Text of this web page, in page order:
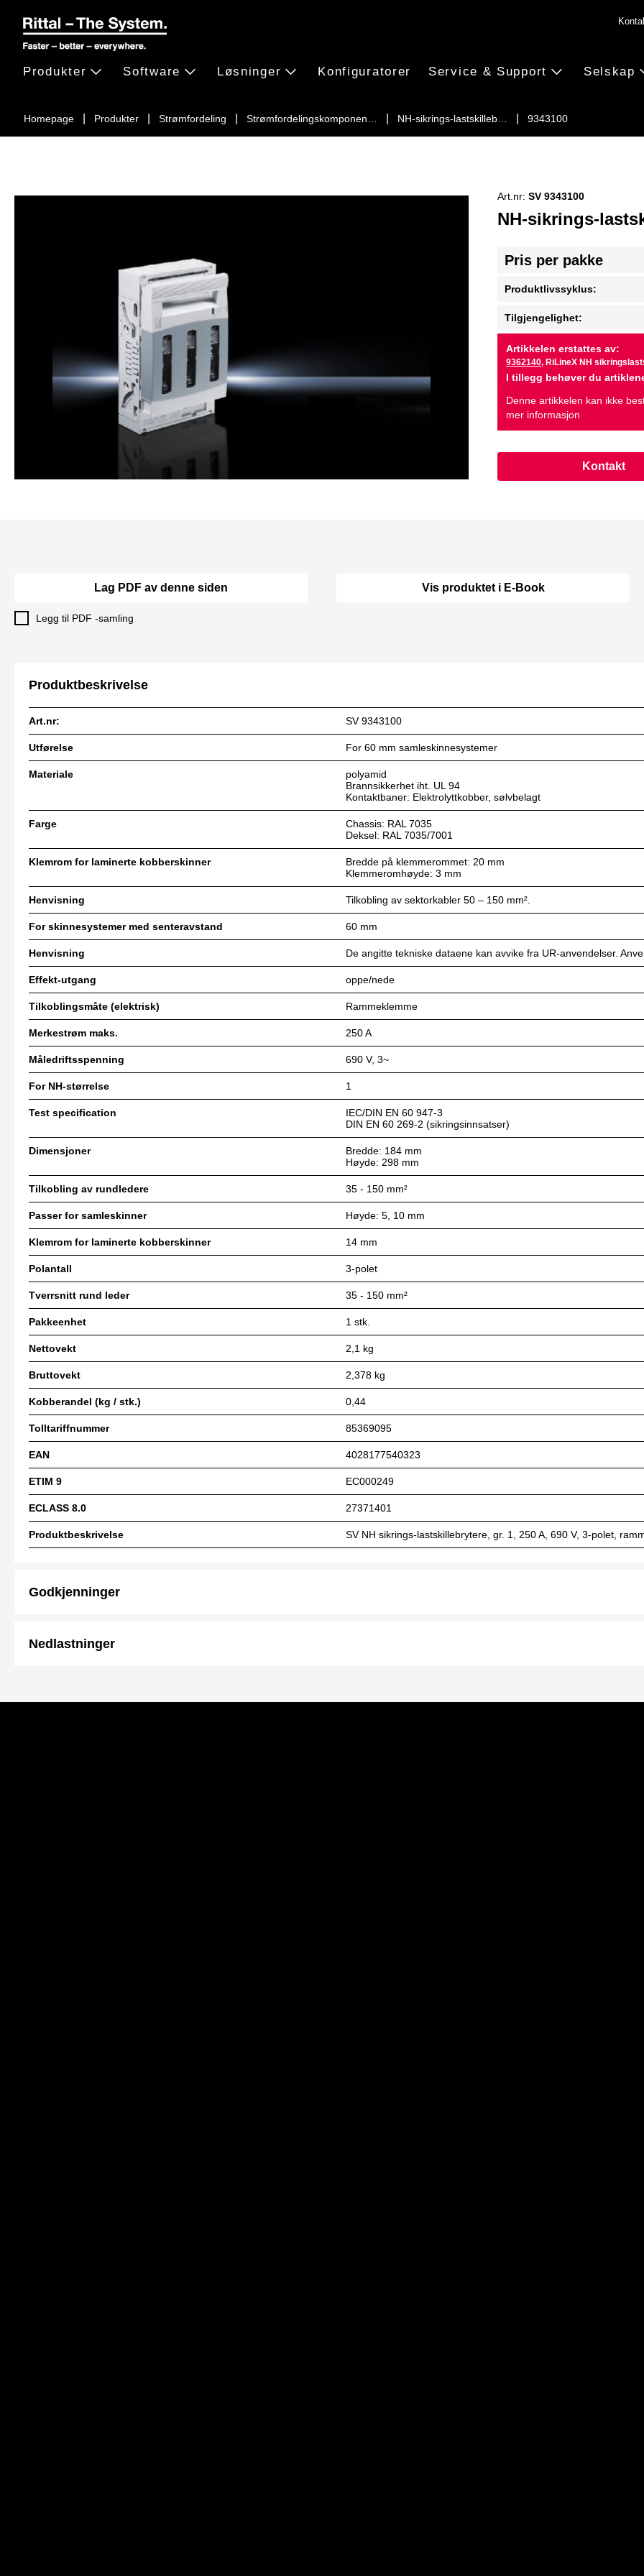
Homepage Produkter Strømfordeling Strømfordelingskomponen… NH-sikrings-lastskilleb… 9343100
Produkter Software Løsninger Konfiguratorer Service & Support Selskap
NH-sikrings-
Art.nr: SV 9343100
Pris per pakke
Produktlivssyklus:
Tilgjengelighet:
Artikkelen erstattes av:
9362140, RiLineX NH
I tillegg behøver du
Denne artikkelen kan ikke
mer informasjon
Kontakt
Lag PDF av denne siden
Legg til PDF -samling
Vis produktet i E-Book
Produktbeskrivelse
Art.nr: SV 9343100
Utførelse For 60 mm samleskinnesystemer
Materiale
polyamid
Brannsikkerhet iht. UL 94
Kontaktbaner: Elektrolyttkobber, sølvbelagt
Farge
Chassis: RAL 7035
Deksel: RAL 7035/7001
Klemrom for laminerte kobberskinner
Bredde på klemmerommet: 20 mm
Klemmeromhøyde: 3 mm
Henvisning Tilkobling av sektorkabler 50 – 150 mm².
For skinnesystemer med senteravstand 60 mm
Henvisning De angitte tekniske dataene kan avvike fra UR-anvendelser.
Effekt-utgang oppe/nede
Tilkoblingsmåte (elektrisk) Rammeklemme
Merkestrøm maks. 250 A
Måledriftsspenning 690 V, 3~
For NH-størrelse 1
Test specification
IEC/DIN EN 60 947-3
DIN EN 60 269-2 (sikringsinnsatser)
Dimensjoner
Bredde: 184 mm
Høyde: 298 mm
Tilkobling av rundledere 35 ‐ 150 mm²
Passer for samleskinner Høyde: 5, 10 mm
Klemrom for laminerte kobberskinner 14 mm
Polantall 3-polet
Tverrsnitt rund leder 35 ‐ 150 mm²
Pakkeenhet 1 stk.
Nettovekt 2,1 kg
Bruttovekt 2,378 kg
Kobberandel (kg / stk.) 0,44
Tolltariffnummer 85369095
EAN 4028177540323
ETIM 9 EC000249
ECLASS 8.0 27371401
Produktbeskrivelse SV NH sikrings-lastskillebrytere, gr. 1, 250 A, 690 V, 3-polet,
Godkjenninger
Nedlastninger